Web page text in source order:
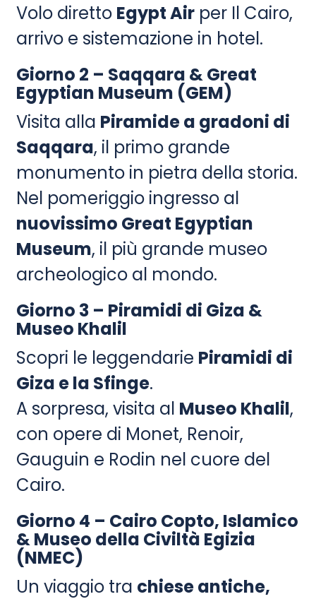
Volo diretto Egypt Airper Il Cairo,
arrivo e sistemazione in hotel.
Giorno 2 – Saqqara & Great
Egyptian Museum (GEM)
Visita alla Piramide a gradoni di
Saqqara, il primo grande
monumento in pietra della storia.
Nel pomeriggio ingresso al
nuovissimo Great Egyptian
Museum, il più grande museo
archeologico al mondo.
Giorno 3 – Piramidi di Giza &
Museo Khalil
Scopri le leggendarie Piramidi di
Giza e la Sfinge.
A sorpresa, visita al Museo Khalil,
con opere di Monet, Renoir,
Gauguin e Rodin nel cuore del
Cairo.
Giorno 4 – Cairo Copto, Islamico
& Museo della Civiltà Egizia
(NMEC)
Un viaggio tra chiese antiche,